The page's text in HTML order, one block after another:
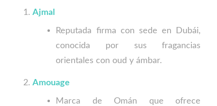
Ajmal
Reputada firma con sede en Dubái,
conocida por sus fragancias
orientales con oud y ámbar.
Amouage
Marca de Omán que ofrece